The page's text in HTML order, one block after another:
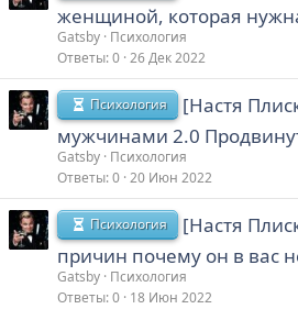
женщиной, которая
Gatsby Психология
Ответы 0 26 Дек 2022
Психология
[Настя
мужчинами 2.0
Gatsby Психология
Ответы 0 20 Июн 2022
Психология
[Настя
причин почему он в вас
Gatsby Психология
Ответы 0 18 Июн 2022